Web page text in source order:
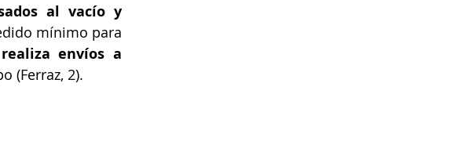
al vacío y
mínimo para
envíos a
(Ferraz, 2).